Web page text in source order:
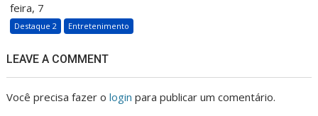
feira, 7
Destaque 2 Entretenimento
LEAVE A COMMENT
Você precisa fazer ologin para publicar um comentário.